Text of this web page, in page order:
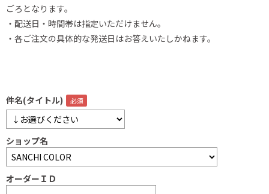
ごろとなります。
・配送日・時間帯は指定いただけません。
・各ご注文の具体的な発送日はお答えいたしかねます。
件名(タイトル)
ショップ名
オーダーＩＤ